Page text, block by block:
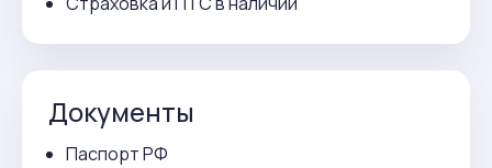
Документы
Паспорт РФ